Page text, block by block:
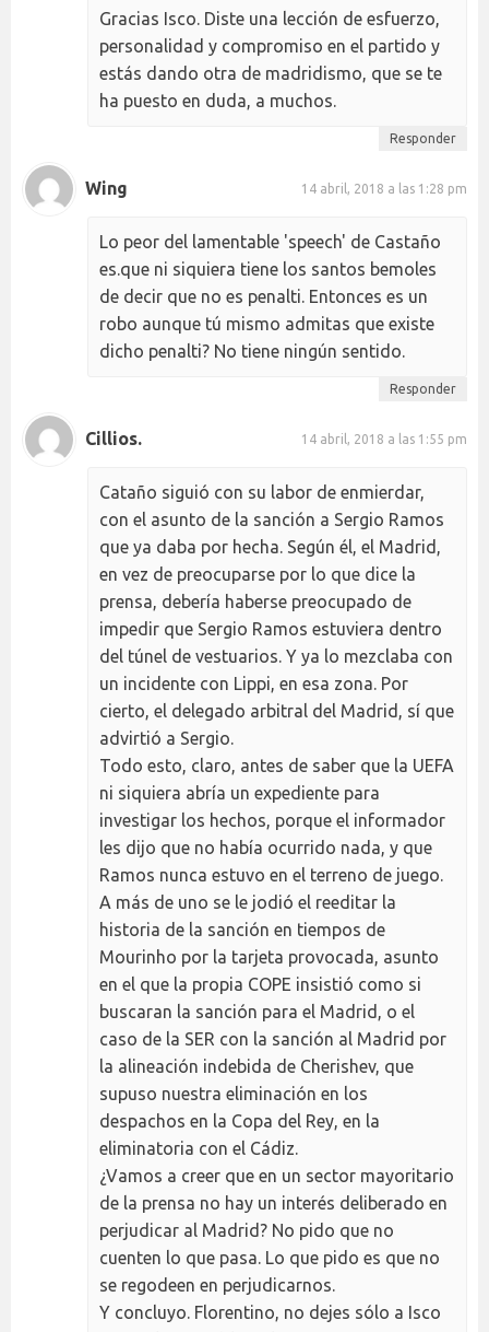
Gracias Isco. Diste una lección de esfuerzo,
personalidad y compromiso en el partido y
estás dando otra de madridismo, que se te
ha puesto en duda, a muchos.
Responder
Wing 14 abril, 2018 a las 1:28 pm
Lo peor del lamentable 'speech' de Castaño
es.que ni siquiera tiene los santos bemoles
de decir que no es penalti. Entonces es un
robo aunque tú mismo admitas que existe
dicho penalti? No tiene ningún sentido.
Responder
Cillios. 14 abril, 2018 a las 1:55 pm
Cataño siguió con su labor de enmierdar,
con el asunto de la sanción a Sergio Ramos
que ya daba por hecha. Según él, el Madrid,
en vez de preocuparse por lo que dice la
prensa, debería haberse preocupado de
impedir que Sergio Ramos estuviera dentro
del túnel de vestuarios. Y ya lo mezclaba con
un incidente con Lippi, en esa zona. Por
cierto, el delegado arbitral del Madrid, sí que
advirtió a Sergio.
Todo esto, claro, antes de saber que la UEFA
ni siquiera abría un expediente para
investigar los hechos, porque el informador
les dijo que no había ocurrido nada, y que
Ramos nunca estuvo en el terreno de juego.
A más de uno se le jodió el reeditar la
historia de la sanción en tiempos de
Mourinho por la tarjeta provocada, asunto
en el que la propia COPE insistió como si
buscaran la sanción para el Madrid, o el
caso de la SER con la sanción al Madrid por
la alineación indebida de Cherishev, que
supuso nuestra eliminación en los
despachos en la Copa del Rey, en la
eliminatoria con el Cádiz.
¿Vamos a creer que en un sector mayoritario
de la prensa no hay un interés deliberado en
perjudicar al Madrid? No pido que no
cuenten lo que pasa. Lo que pido es que no
se regodeen en perjudicarnos.
Y concluyo. Florentino, no dejes sólo a Isco